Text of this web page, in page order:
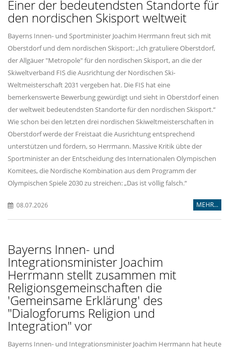
Einer der bedeutendsten Standorte für
den nordischen Skisport weltweit
Bayerns Innen- und Sportminister Joachim Herrmann freut sich mit
Oberstdorf und dem nordischen Skisport: „Ich gratuliere Oberstdorf,
der Allgäuer "Metropole" für den nordischen Skisport, an die der
Skiweltverband FIS die Ausrichtung der Nordischen Ski-
Weltmeisterschaft 2031 vergeben hat. Die FIS hat eine
bemerkenswerte Bewerbung gewürdigt und sieht in Oberstdorf einen
der weltweit bedeutendsten Standorte für den nordischen Skisport.“
Wie schon bei den letzten drei nordischen Skiweltmeisterschaften in
Oberstdorf werde der Freistaat die Ausrichtung entsprechend
unterstützen und fördern, so Herrmann. Massive Kritik übte der
Sportminister an der Entscheidung des Internationalen Olympischen
Komitees, die Nordische Kombination aus dem Programm der
Olympischen Spiele 2030 zu streichen: „Das ist völlig falsch.“
08.07.2026 MEHR...
Bayerns Innen- und
Integrationsminister Joachim
Herrmann stellt zusammen mit
Religionsgemeinschaften die
'Gemeinsame Erklärung' des
"Dialogforums Religion und
Integration" vor
Bayerns Innen- und Integrationsminister Joachim Herrmann hat heute